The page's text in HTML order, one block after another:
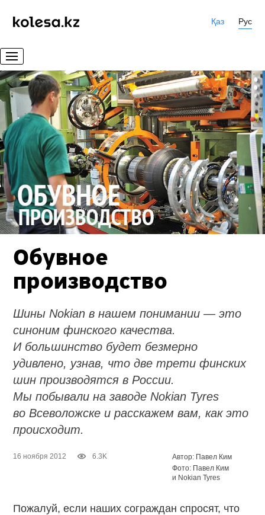
Қаз Рус
Обувное
производство
Шины Nokian в нашем понимании — это
синоним финского качества.
И большинство будет безмерно
удивлено, узнав, что две трети финских
шин производятся в России.
Мы побывали на заводе Nokian Tyres
во Всеволожске и расскажем вам, как это
происходит.
16 ноября 2012 6.3K
Автор: Павел Ким
Фото: Павел Ким
и Nokian Tyres
Пожалуй, если наших сограждан спросят, что